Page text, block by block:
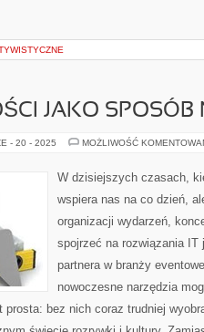
JAKO SPOSÓB
- 20 - 2025 MOŻLIWOŚĆ
W dzisiejszych czasach,
wspiera nas na co dzień,
organizacji wydarzeń,
spojrzeć na rozwiązania IT
partnera w branży
nowoczesne narzędzia
bez nich coraz trudniej